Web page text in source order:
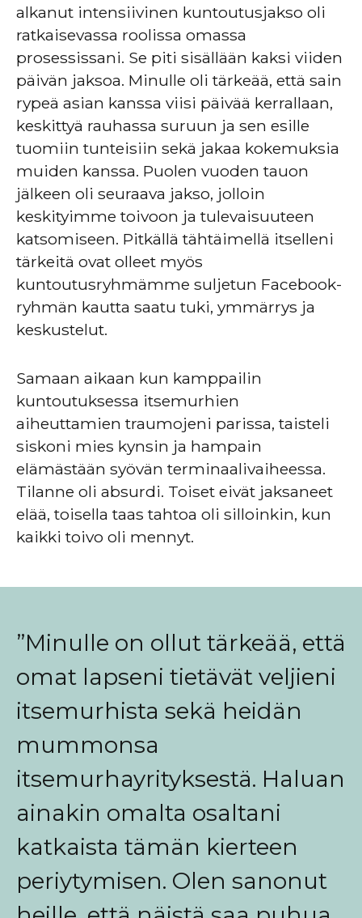
alkanut intensiivinen kuntoutusjakso oli
ratkaisevassa roolissa omassa
prosessissani. Se piti sisällään kaksi viiden
päivän jaksoa. Minulle oli tärkeää, että sain
rypeä asian kanssa viisi päivää kerrallaan,
keskittyä rauhassa suruun ja sen esille
tuomiin tunteisiin sekä jakaa kokemuksia
muiden kanssa. Puolen vuoden tauon
jälkeen oli seuraava jakso, jolloin
keskityimme toivoon ja tulevaisuuteen
katsomiseen. Pitkällä tähtäimellä itselleni
tärkeitä ovat olleet myös
kuntoutusryhmämme suljetun Facebook-
ryhmän kautta saatu tuki, ymmärrys ja
keskustelut.
Samaan aikaan kun kamppailin
kuntoutuksessa itsemurhien
aiheuttamien traumojeni parissa, taisteli
siskoni mies kynsin ja hampain
elämästään syövän terminaalivaiheessa.
Tilanne oli absurdi. Toiset eivät jaksaneet
elää, toisella taas tahtoa oli silloinkin, kun
kaikki toivo oli mennyt.
”Minulle on ollut tärkeää, että
omat lapseni tietävät veljieni
itsemurhista sekä heidän
mummonsa
itsemurhayrityksestä. Haluan
ainakin omalta osaltani
katkaista tämän kierteen
periytymisen. Olen sanonut